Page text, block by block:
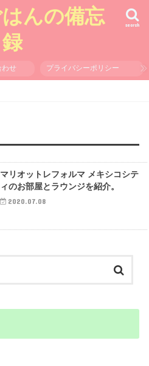
んの備忘
録
search
わせ プライバシーポリシー
マリオットレフォルマ メキシコシテ
ィのお部屋とラウンジを紹介。
2020.07.08